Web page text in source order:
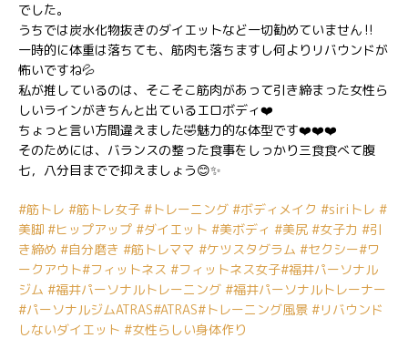
でした。
うちでは炭水化物抜きのダイエットなど一切勧めていません‼️
一時的に体重は落ちても、筋肉も落ちますし何よりリバウンドが
怖いですね💦
私が推しているのは、そこそこ筋肉があって引き締まった女性ら
しいラインがきちんと出ているエロボディ❤️
ちょっと言い方間違えました🤣魅力的な体型です❤️❤️❤️
そのためには、バランスの整った食事をしっかり三食食べて腹
七，八分目までで抑えましょう😊✨
#筋トレ #筋トレ女子 #トレーニング #ボディメイク #siriトレ #
美脚 #ヒップアップ #ダイエット #美ボディ #美尻 #女子力 #引
き締め #自分磨き #筋トレママ #ケツスタグラム #セクシー#ワ
ークアウト#フィットネス #フィットネス女子#福井パーソナル
ジム #福井パーソナルトレーニング #福井パーソナルトレーナー
#パーソナルジムATRAS#ATRAS#トレーニング風景 #リバウンド
しないダイエット #女性らしい身体作り